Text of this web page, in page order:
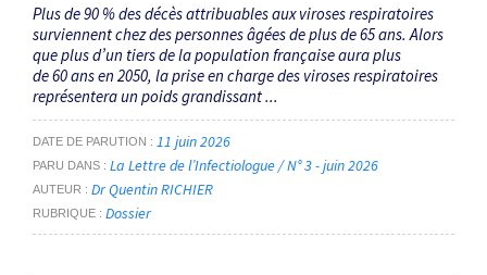
Plus de 90 % des décès attribuables aux viroses respiratoires
surviennent chez des personnes âgées de plus de 65 ans. Alors
que plus d’un tiers de la population française aura plus
de 60 ans en 2050, la prise en charge des viroses respiratoires
représentera un poids grandissant ...
DATE DE PARUTION 11 juin 2026
PARU DANS La Lettre de l’Infectiologue / N° 3 - juin 2026
AUTEUR Dr Quentin RICHIER
RUBRIQUE Dossier